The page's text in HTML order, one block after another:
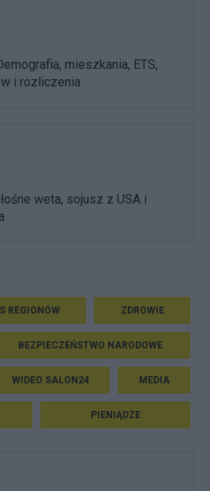
mieszkania, ETS,
i rozliczenia
weta, sojusz z USA i
REGIONÓW ZDROWIE
BEZPIECZEŃSTWO NARODOWE
WIDEO SALON24 MEDIA
PIENIĄDZE